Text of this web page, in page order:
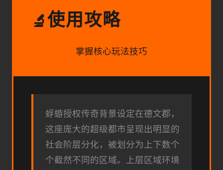
🔬使用攻略
掌握核心玩法技巧
蜉蝣授权传奇背景设定在德文郡，
这座庞大的超级都市呈现出明显的
社会阶层分化，被划分为上下数个
个截然不同的区域。上层区域环境